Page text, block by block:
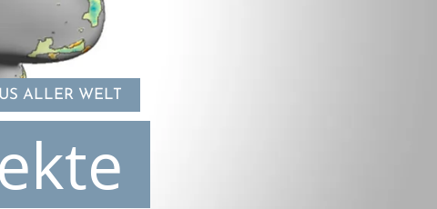
ALLER WELT